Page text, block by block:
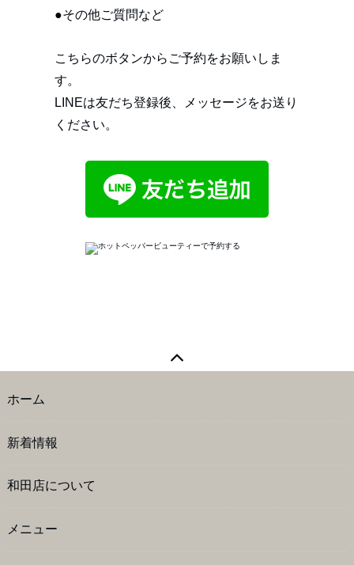
●その他ご質問など
こちらのボタンからご予約をお願いしま
す。
LINEは友だち登録後、メッセージをお送り
ください。
ホーム
新着情報
和田店について
メニュー